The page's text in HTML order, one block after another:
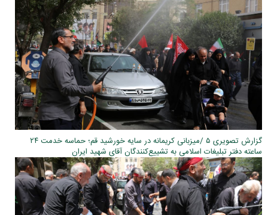
گزارش تصویری ۵ /میزبانی کریمانه در سایه خورشید قم؛ حماسه خدمت ۲۴
ساعته دفتر تبلیغات اسلامی به تشییع‌کنندگان آقای شهید ایران